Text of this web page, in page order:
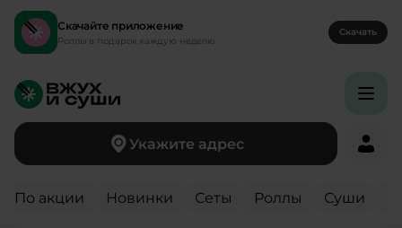
Скачайте приложение
Роллы в подарок каждую неделю
Скачать
Укажите адрес
По акции Новинки Сеты Роллы Суши